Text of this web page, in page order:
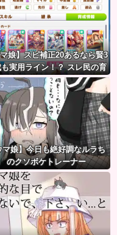
娘】スピ補正20あるなら賢3
実用ライン！？ スレ民の育
た夏ドーベルが仕上がりつつ
ある件
マ娘】今日も絶好調なルラち
のクソボケトレーナー